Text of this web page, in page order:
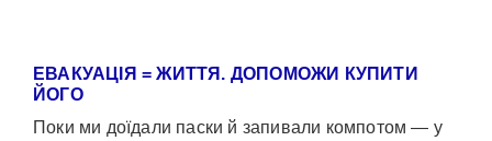
ЕВАКУАЦІЯ = ЖИТТЯ. ДОПОМОЖИ КУПИТИ
ЙОГО
Поки ми доїдали паски й запивали компотом — у